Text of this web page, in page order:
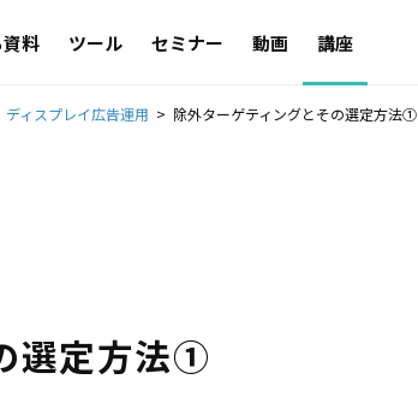
料 ツール セミナー 動画 講座
ディスプレイ広告運用 除外ターゲティングとその選定方法①
選定方法①